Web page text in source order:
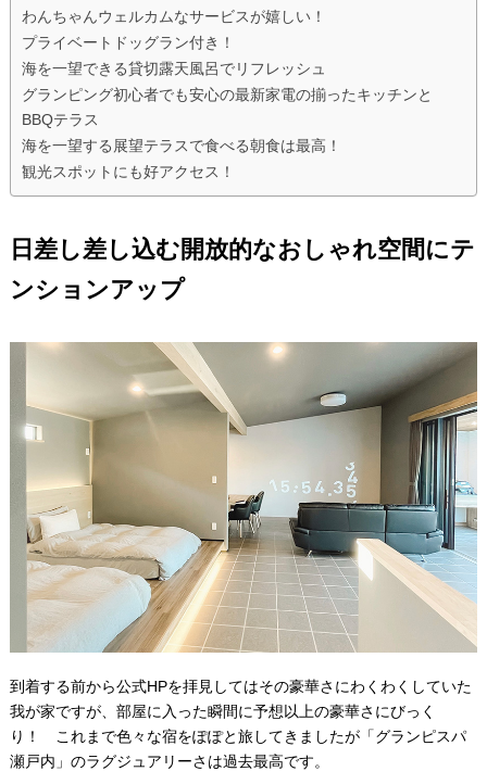
わんちゃんウェルカムなサービスが嬉しい！
プライベートドッグラン付き！⠀
海を一望できる貸切露天風呂でリフレッシュ
グランピング初心者でも安心の最新家電の揃ったキッチンと
BBQテラス
海を一望する展望テラスで食べる朝食は最高！
観光スポットにも好アクセス！
日差し差し込む開放的なおしゃれ空間にテ
ンションアップ
到着する前から公式HPを拝見してはその豪華さにわくわくしていた
我が家ですが、部屋に入った瞬間に予想以上の豪華さにびっく
り！ これまで色々な宿をぽぽと旅してきましたが「グランピスパ
瀬戸内」のラグジュアリーさは過去最高です。